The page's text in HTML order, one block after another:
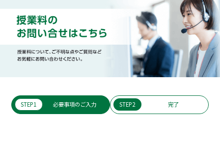
STEP1 必要事項のご入力 STEP2 完了